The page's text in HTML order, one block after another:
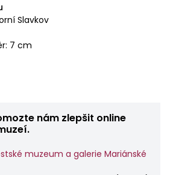
Slavkov
7 cm
nám zlepšit online
muzeum a galerie Mariánské